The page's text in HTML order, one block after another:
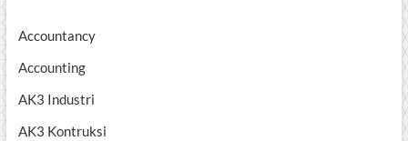
Accountancy
Accounting
AK3 Industri
AK3 Kontruksi